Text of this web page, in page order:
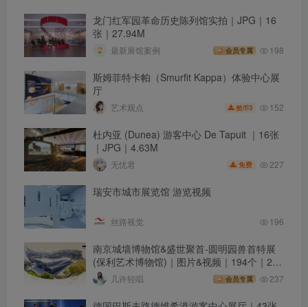
龙门红军园革命历史陈列馆实拍｜JPG｜16
张｜27.94M
最新展馆案例 会员专属 198
斯姆菲特卡帕（Smurfit Kappa）体验中心展
厅
艺术观点 酷币3 152
杜内亚 (Dunea) 游客中心 De Tapuit ｜16张
｜JPG｜4.63M
无忧君 免费 227
瑞安市城市展览馆 游览视频
丝路视觉 196
南京城墙博物馆&盛世聚首-圆明园兽首特展
(保利艺术博物馆)｜图片&视频｜194个｜2K
｜3.02G
几许轻唱 会员专属 237